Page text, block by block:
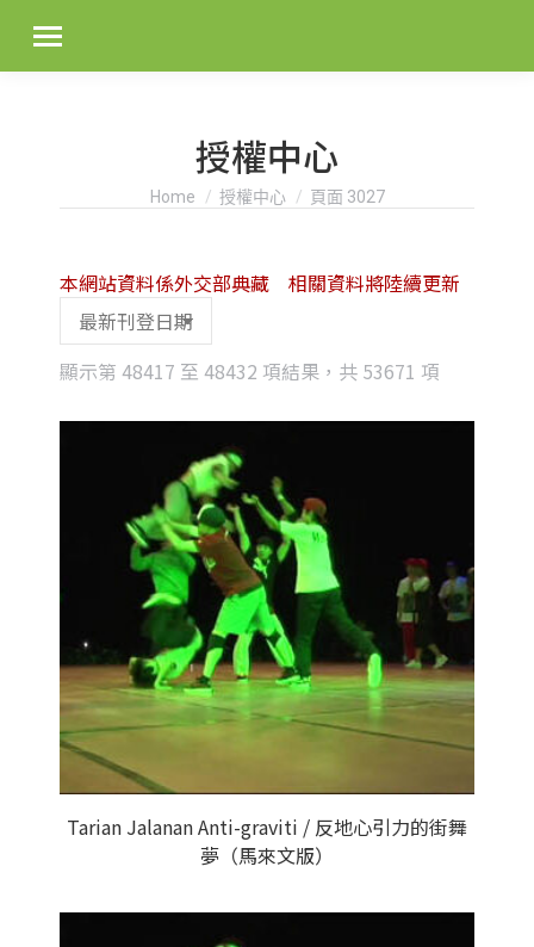
授權中心
You are here:
Home 授權中心 頁面 3027
顯示第 48417 至 48432 項結果，共 53671 項
latest
本網站資料係外交部典藏 相關資料將陸續更新
Tarian Jalanan Anti-graviti / 反地心引力的街舞
夢（馬來文版）